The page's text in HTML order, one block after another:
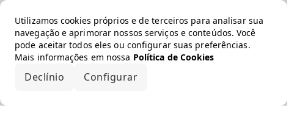
Utilizamos cookies próprios e de terceiros para analisar sua
navegação e aprimorar nossos serviços e conteúdos. Você
pode aceitar todos eles ou configurar suas preferências.
Mais informações em nossa Política de Cookies
Declínio Configurar